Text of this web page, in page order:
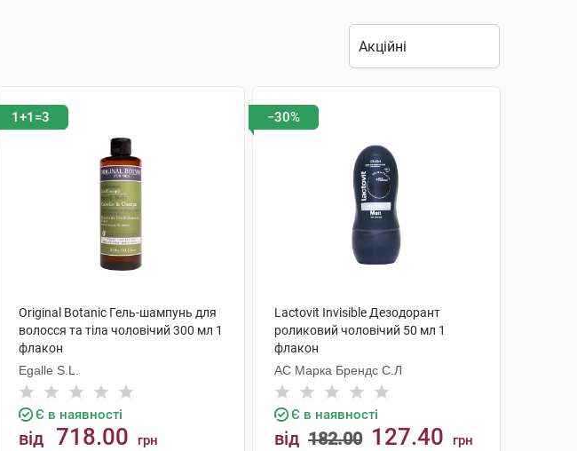
1+1=3
Original Botanic Гель-шампунь для
волосся та тіла чоловічий 300 мл 1
флакон
Egalle S.L.
Є в наявності
від 718.00 грн
−30%
Lactovit Invisible Дезодорант
роликовий чоловічий 50 мл 1
флакон
АС Марка Брендс С.Л
Є в наявності
від 182.00 127.40 грн